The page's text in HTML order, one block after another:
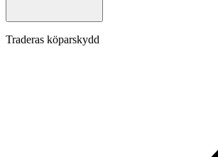
Traderas köparskydd